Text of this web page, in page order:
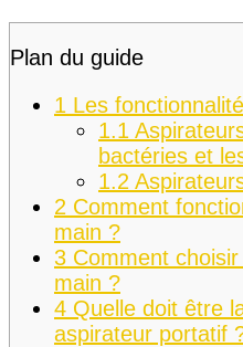
Plan du guide
1 Les
1.1
bactéries et
1.2
2 Comment
main ?
3 Comment
main ?
4 Quelle doit être
aspirateur portatif